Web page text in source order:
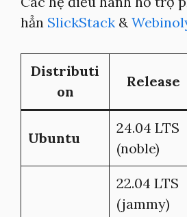
hẳn SlickStack &
Distributi
on
Release
Ubuntu
24.04 LTS
(noble)
22.04 LTS
(jammy)